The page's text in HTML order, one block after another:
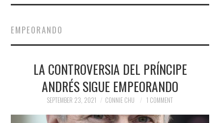
FINANCE
NEWS
POLITICS
SOCIETY
EMPEORANDO
LA CONTROVERSIA DEL PRÍNCIPE
ANDRÉS SIGUE EMPEORANDO
SEPTEMBER 23, 2021 CONNIE CHU 1 COMMENT